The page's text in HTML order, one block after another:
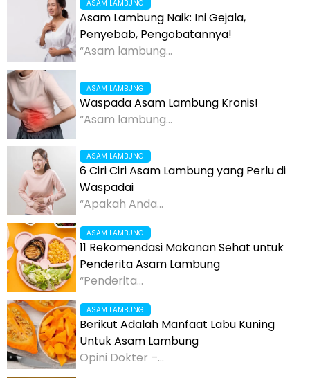
ASAM LAMBUNG
Asam Lambung Naik: Ini Gejala,
Penyebab, Pengobatannya!
“Asam lambung...
ASAM LAMBUNG
Waspada Asam Lambung Kronis!
“Asam lambung...
ASAM LAMBUNG
6 Ciri Ciri Asam Lambung yang Perlu di
Waspadai
“Apakah Anda...
ASAM LAMBUNG
11 Rekomendasi Makanan Sehat untuk
Penderita Asam Lambung
“Penderita...
ASAM LAMBUNG
Berikut Adalah Manfaat Labu Kuning
Untuk Asam Lambung
Opini Dokter –...